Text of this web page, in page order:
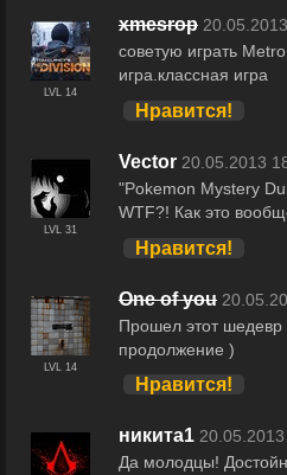
LVL 14
xmesrop
советую играть
игра.классная игра
Нравится!
LVL 31
Veсtor 20.05.2013
"Pokemon Mystery
WTF?! Как это
Нравится!
LVL 14
One of you
Прошел этот шедевр
продолжение )
Нравится!
никита1
Да молодцы!